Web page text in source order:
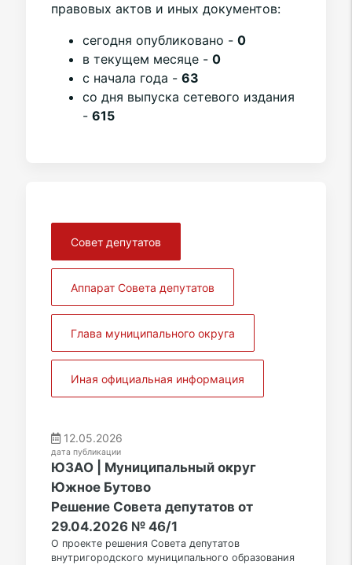
правовых актов и иных документов:
cегодня опубликовано - 0
в текущем месяце - 0
с начала года - 63
со дня выпуска сетевого издания
- 615
Совет депутатов
Аппарат Совета депутатов
Глава муниципального округа
Иная официальная информация
12.05.2026
дата публикации
ЮЗАО | Муниципальный округ
Южное Бутово
Решение Совета депутатов от
29.04.2026 № 46/1
О проекте решения Совета депутатов
внутригородского муниципального образования